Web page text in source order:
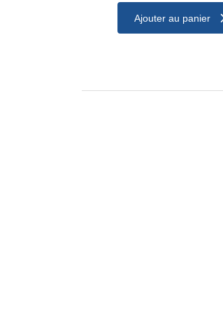
Ajouter au panier